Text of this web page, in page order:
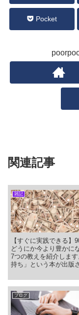
Pocket
関連記事
雑記
【すぐに実践できる】
どうにか今より豊かに
7つの教えを紹介しま
持ち」という本が出版
ブログ